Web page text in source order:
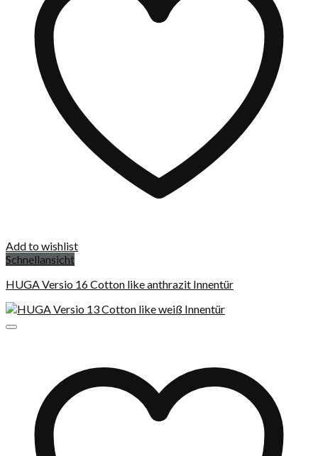
Add to wishlist
Schnellansicht
HUGA Versio 16 Cotton like anthrazit Innentür